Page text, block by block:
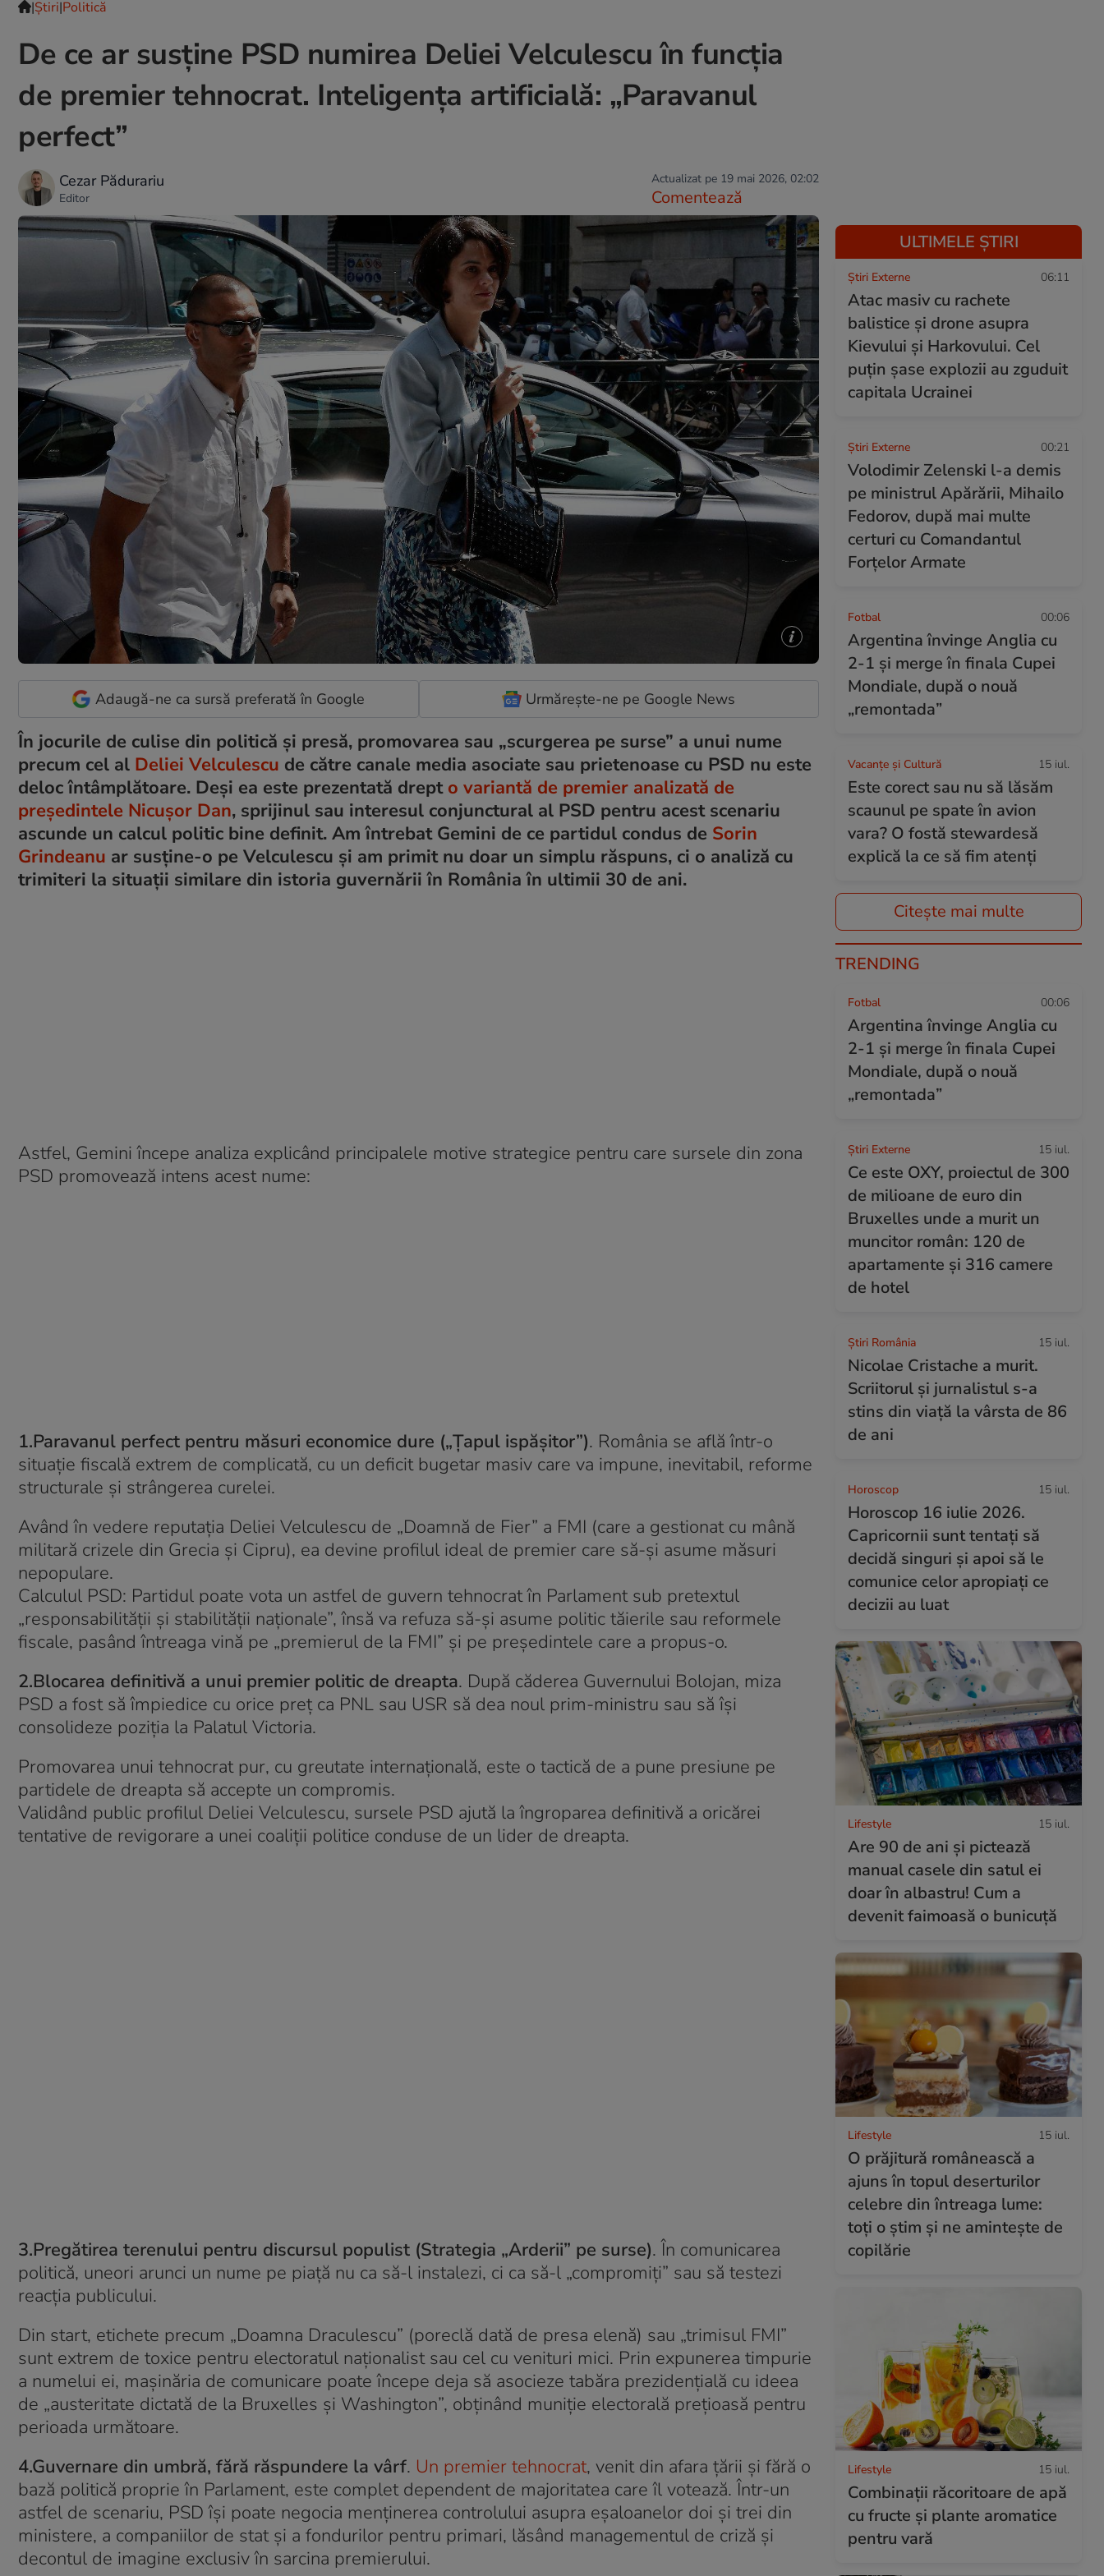
|Ştiri|Politică
De ce ar susține PSD numirea Deliei Velculescu în funcția
de premier tehnocrat. Inteligența artificială: „Paravanul
perfect”
Cezar Pădurariu
Editor
Actualizat pe 19 mai 2026, 02:02
Comentează
Adaugă-ne ca sursă preferată în Google Urmărește-ne pe Google News
În jocurile de culise din politică și presă, promovarea sau „scurgerea pe surse” a unui nume
precum cel al Deliei Velculescu de către canale media asociate sau prietenoase cu PSD nu este
deloc întâmplătoare. Deși ea este prezentată drept o variantă de premier analizată de
președintele Nicușor Dan, sprijinul sau interesul conjunctural al PSD pentru acest scenariu
ascunde un calcul politic bine definit. Am întrebat Gemini de ce partidul condus de Sorin
Grindeanu ar susține-o pe Velculescu și am primit nu doar un simplu răspuns, ci o analiză cu
trimiteri la situații similare din istoria guvernării în România în ultimii 30 de ani.
Astfel, Gemini începe analiza explicând principalele motive strategice pentru care sursele din zona
PSD promovează intens acest nume:
1.Paravanul perfect pentru măsuri economice dure („Țapul ispășitor”). România se află într-o
situație fiscală extrem de complicată, cu un deficit bugetar masiv care va impune, inevitabil, reforme
structurale și strângerea curelei.
Având în vedere reputația Deliei Velculescu de „Doamnă de Fier” a FMI (care a gestionat cu mână
militară crizele din Grecia și Cipru), ea devine profilul ideal de premier care să-și asume măsuri
nepopulare.
Calculul PSD: Partidul poate vota un astfel de guvern tehnocrat în Parlament sub pretextul
„responsabilității și stabilității naționale”, însă va refuza să-și asume politic tăierile sau reformele
fiscale, pasând întreaga vină pe „premierul de la FMI” și pe președintele care a propus-o.
2.Blocarea definitivă a unui premier politic de dreapta. După căderea Guvernului Bolojan, miza
PSD a fost să împiedice cu orice preț ca PNL sau USR să dea noul prim-ministru sau să își
consolideze poziția la Palatul Victoria.
Promovarea unui tehnocrat pur, cu greutate internațională, este o tactică de a pune presiune pe
partidele de dreapta să accepte un compromis.
Validând public profilul Deliei Velculescu, sursele PSD ajută la îngroparea definitivă a oricărei
tentative de revigorare a unei coaliții politice conduse de un lider de dreapta.
3.Pregătirea terenului pentru discursul populist (Strategia „Arderii” pe surse). În comunicarea
politică, uneori arunci un nume pe piață nu ca să-l instalezi, ci ca să-l „compromiți” sau să testezi
reacția publicului.
Din start, etichete precum „Doamna Draculescu” (poreclă dată de presa elenă) sau „trimisul FMI”
sunt extrem de toxice pentru electoratul naționalist sau cel cu venituri mici. Prin expunerea timpurie
a numelui ei, mașinăria de comunicare poate începe deja să asocieze tabăra prezidențială cu ideea
de „austeritate dictată de la Bruxelles și Washington”, obținând muniție electorală prețioasă pentru
perioada următoare.
4.Guvernare din umbră, fără răspundere la vârf. Un premier tehnocrat, venit din afara țării și fără o
bază politică proprie în Parlament, este complet dependent de majoritatea care îl votează. Într-un
astfel de scenariu, PSD își poate negocia menținerea controlului asupra eșaloanelor doi și trei din
ministere, a companiilor de stat și a fondurilor pentru primari, lăsând managementul de criză și
decontul de imagine exclusiv în sarcina premierului.
ULTIMELE ȘTIRI
Știri Externe 06:11
Atac masiv cu rachete
balistice și drone asupra
Kievului și Harkovului. Cel
puțin șase explozii au zguduit
capitala Ucrainei
Știri Externe 00:21
Volodimir Zelenski l-a demis
pe ministrul Apărării, Mihailo
Fedorov, după mai multe
certuri cu Comandantul
Forțelor Armate
Fotbal 00:06
Argentina învinge Anglia cu
2-1 și merge în finala Cupei
Mondiale, după o nouă
„remontada”
Vacanțe și Cultură 15 iul.
Este corect sau nu să lăsăm
scaunul pe spate în avion
vara? O fostă stewardesă
explică la ce să fim atenți
Citește mai multe
TRENDING
Fotbal 00:06
Argentina învinge Anglia cu
2-1 și merge în finala Cupei
Mondiale, după o nouă
„remontada”
Știri Externe 15 iul.
Ce este OXY, proiectul de 300
de milioane de euro din
Bruxelles unde a murit un
muncitor român: 120 de
apartamente și 316 camere
de hotel
Știri România 15 iul.
Nicolae Cristache a murit.
Scriitorul și jurnalistul s-a
stins din viață la vârsta de 86
de ani
Horoscop 15 iul.
Horoscop 16 iulie 2026.
Capricornii sunt tentați să
decidă singuri și apoi să le
comunice celor apropiați ce
decizii au luat
Lifestyle 15 iul.
Are 90 de ani și pictează
manual casele din satul ei
doar în albastru! Cum a
devenit faimoasă o bunicuță
Lifestyle 15 iul.
O prăjitură românească a
ajuns în topul deserturilor
celebre din întreaga lume:
toți o știm și ne amintește de
copilărie
Lifestyle 15 iul.
Combinaţii răcoritoare de apă
cu fructe şi plante aromatice
pentru vară